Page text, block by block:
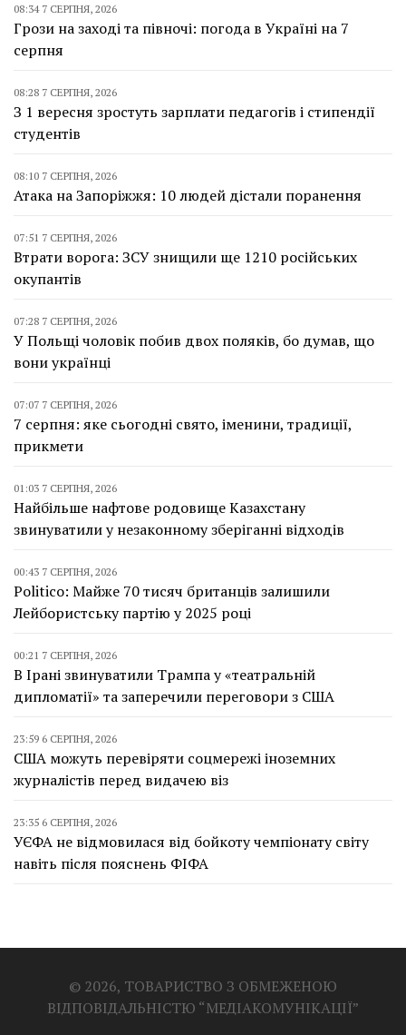
08:34 7 СЕРПНЯ, 2026
Грози на заході та півночі: погода в Україні на 7
серпня
08:28 7 СЕРПНЯ, 2026
З 1 вересня зростуть зарплати педагогів і стипендії
студентів
08:10 7 СЕРПНЯ, 2026
Атака на Запоріжжя: 10 людей дістали поранення
07:51 7 СЕРПНЯ, 2026
Втрати ворога: ЗСУ знищили ще 1210 російських
окупантів
07:28 7 СЕРПНЯ, 2026
У Польщі чоловік побив двох поляків, бо думав, що
вони українці
07:07 7 СЕРПНЯ, 2026
7 серпня: яке сьогодні свято, іменини, традиції,
прикмети
01:03 7 СЕРПНЯ, 2026
Найбільше нафтове родовище Казахстану
звинуватили у незаконному зберіганні відходів
00:43 7 СЕРПНЯ, 2026
Politico: Майже 70 тисяч британців залишили
Лейбористську партію у 2025 році
00:21 7 СЕРПНЯ, 2026
В Ірані звинуватили Трампа у «театральній
дипломатії» та заперечили переговори з США
23:59 6 СЕРПНЯ, 2026
США можуть перевіряти соцмережі іноземних
журналістів перед видачею віз
23:35 6 СЕРПНЯ, 2026
УЄФА не відмовилася від бойкоту чемпіонату світу
навіть після пояснень ФІФА
© 2026, ТОВАРИСТВО З ОБМЕЖЕНОЮ
ВІДПОВІДАЛЬНІСТЮ “МЕДІАКОМУНІКАЦІЇ”